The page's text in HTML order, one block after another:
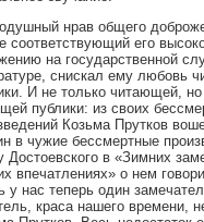
нрав общего
соответствующий его
на государственной
снискал ему любовь
И не только читающей,
публики: из своих
Козьма Прутков
в чужие бессмертные
Достоевского в «Зимних
впечатлениях» о нем
у нас теперь один
краса нашего времени,